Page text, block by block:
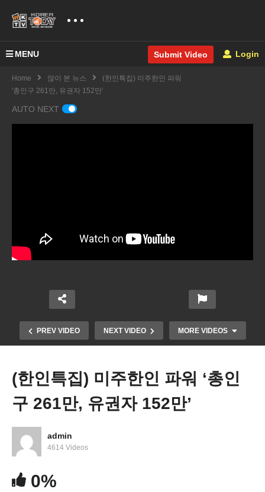
MENU Submit Video Login
Home 많이 본 뉴스
(한인특집) 미주한인 파워
'총인구 261만, 유권자 152만'
AUTO NEXT
PREV VIDEO NEXT VIDEO MORE VIDEOS
버 쓰나미 몰아닥친다’
(한인특집) 미주한인 파워 ‘총인
구 261만, 유권자 152만’
admin
4614 Videos
0%